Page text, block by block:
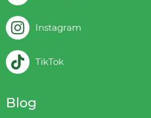
Instagram
TikTok
Blog